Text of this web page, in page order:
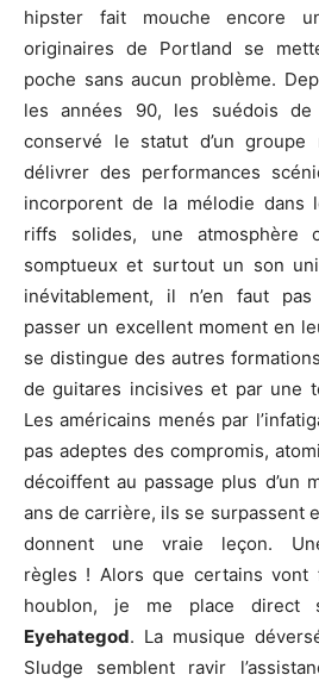
hipster fait mouche encore
originaires de Portland se
poche sans aucun problème.
les années 90, les suédois de
conservé le statut d’un groupe
délivrer des performances
incorporent de la mélodie dans
riffs solides, une atmosphère
somptueux et surtout un son
inévitablement, il n’en faut
passer un excellent moment en
se distingue des autres
de guitares incisives et par une
Les américains menés par
pas adeptes des compromis,
décoiffent au passage plus d’un
ans de carrière, ils se surpassent
donnent une vraie leçon.
règles ! Alors que certains vont
houblon, je me place direct
Eyehategod. La musique
Sludge semblent ravir